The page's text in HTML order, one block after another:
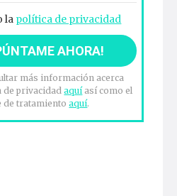
la política de privacidad
más información acerca
de privacidadaquíasí como el
de tratamientoaquí.